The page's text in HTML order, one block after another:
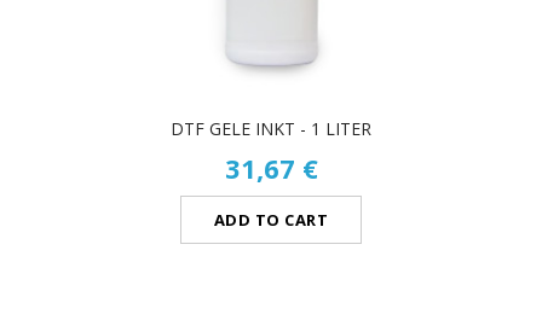
DTF GELE INKT - 1 LITER
31,67 €
ADD TO CART